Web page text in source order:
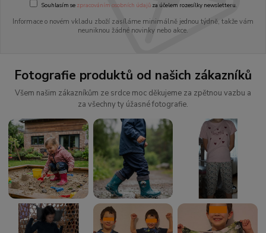
Souhlasím se zpracováním osobních údajůza účelem rozesílky newsletteru.
Informace o novém vkladu zboží zasíláme minimálně jednou týdně, takže vám
neuniknou žádné novinky nebo akce.
Fotografie produktů od našich zákazníků
Všem našim zákazníkům ze srdce moc děkujeme za zpětnou vazbu a
za všechny ty úžasné fotografie.